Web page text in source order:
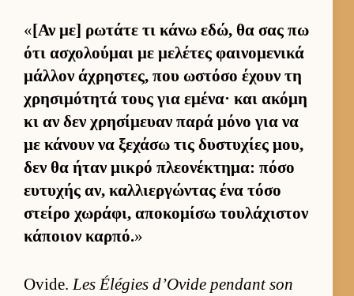
«[Αν με] ρωτάτε τι κάνω εδώ, θα σας πω
ότι ασχολού­μαι με μελέτες φαι­νομενικά
μάλ­λον άχρηστες, που ωστόσο έχουν τη
χρησιμότητά τους για εμένα· και ακόμη
κι αν δεν χρησίμευαν παρά μόνο για να
με κάνουν να ξεχάσω τις δυστυχίες μου,
δεν θα ήταν μικρό πλεονέκτημα: πόσο
ευ­τυχής αν, καλ­λιερ­γώντας ένα τόσο
στείρο χωράφι, αποκομίσω του­λάχιστον
κάποιον καρ­πό.»
Ovide. Les Élégies d’Ovide pendant son